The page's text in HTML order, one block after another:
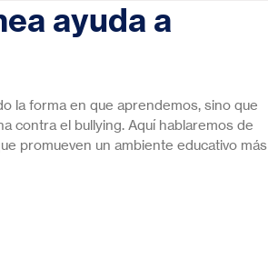
ayuda a
la forma en que aprendemos, sino que
contra el bullying. Aquí hablaremos de
promueven un ambiente educativo más